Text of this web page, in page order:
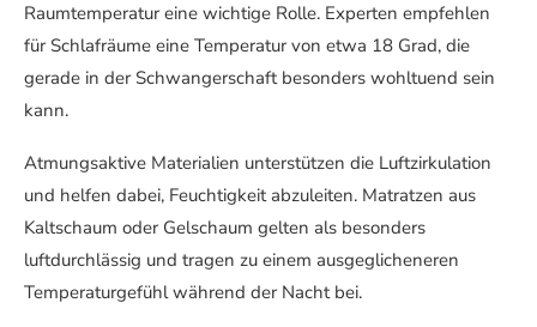
Raumtemperatur eine wichtige Rolle. Experten empfehlen
für Schlafräume eine Temperatur von etwa 18 Grad, die
gerade in der Schwangerschaft besonders wohltuend sein
kann.
Atmungsaktive Materialien unterstützen die Luftzirkulation
und helfen dabei, Feuchtigkeit abzuleiten. Matratzen aus
Kaltschaum oder Gelschaum gelten als besonders
luftdurchlässig und tragen zu einem ausgeglicheneren
Temperaturgefühl während der Nacht bei.